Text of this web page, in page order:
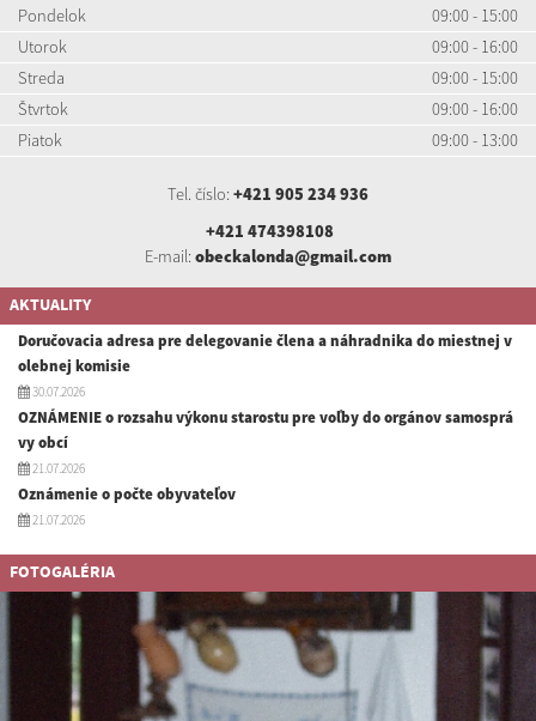
Pondelok
09:00 - 15:00
Utorok
09:00 - 16:00
Streda
09:00 - 15:00
Štvrtok
09:00 - 16:00
Piatok
09:00 - 13:00
Tel. číslo: +421 905 234 936
+421 474398108
E-mail: obeckalonda@gmail.com
AKTUALITY
Doručovacia adresa pre delegovanie člena a náhradnika do miestnej v
olebnej komisie
30.07.2026
OZNÁMENIE o rozsahu výkonu starostu pre voľby do orgánov samosprá
vy obcí
21.07.2026
Oznámenie o počte obyvateľov
21.07.2026
FOTOGALÉRIA